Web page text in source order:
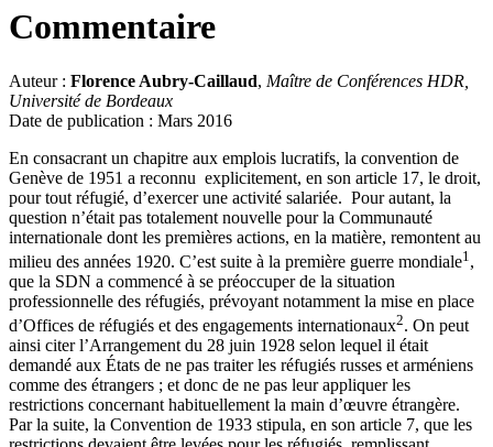
Commentaire
Auteur : Florence Aubry-Caillaud, Maître de Conférences HDR,
Université de Bordeaux
Date de publication : Mars 2016
En consacrant un chapitre aux emplois lucratifs, la convention de
Genève de 1951 a reconnu explicitement, en son article 17, le droit,
pour tout réfugié, d’exercer une activité salariée. Pour autant, la
question n’était pas totalement nouvelle pour la Communauté
internationale dont les premières actions, en la matière, remontent au
milieu des années 1920. C’est suite à la première guerre mondiale1 ,
que la SDN a commencé à se préoccuper de la situation
professionnelle des réfugiés, prévoyant notamment la mise en place
d’Offices de réfugiés et des engagements internationaux2. On peut
ainsi citer l’Arrangement du 28 juin 1928 selon lequel il était
demandé aux États de ne pas traiter les réfugiés russes et arméniens
comme des étrangers ; et donc de ne pas leur appliquer les
restrictions concernant habituellement la main d’œuvre étrangère.
Par la suite, la Convention de 1933 stipula, en son article 7, que les